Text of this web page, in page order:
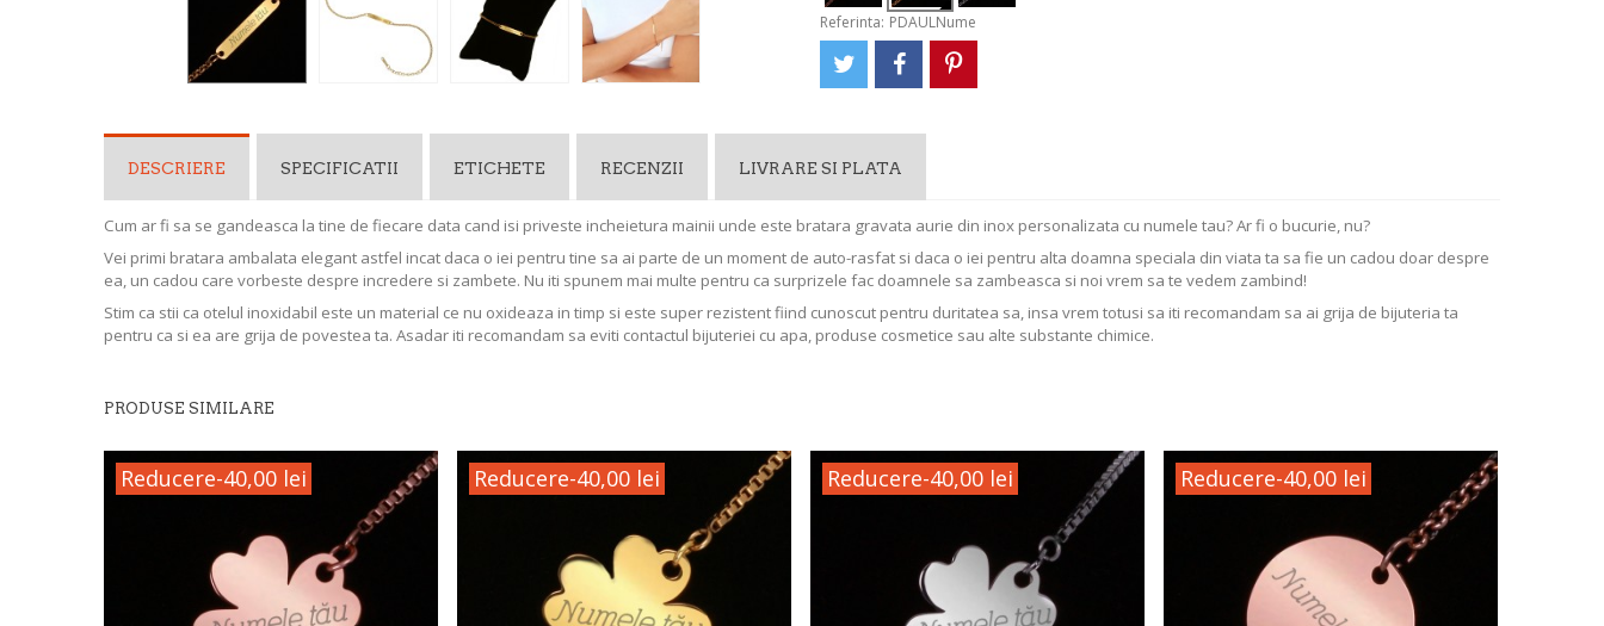
Referinta: PDAULNume
DESCRIERE SPECIFICATII ETICHETE RECENZII LIVRARE SI PLATA
Cum ar fi sa se gandeasca la tine de fiecare data cand isi priveste incheietura mainii unde este bratara gravata aurie din inox personalizata cu numele tau? Ar fi o bucurie, nu?
Vei primi bratara ambalata elegant astfel incat daca o iei pentru tine sa ai parte de un moment de auto-rasfat si daca o iei pentru alta doamna speciala din viata ta sa fie un cadou doar despre
ea, un cadou care vorbeste despre incredere si zambete. Nu iti spunem mai multe pentru ca surprizele fac doamnele sa zambeasca si noi vrem sa te vedem zambind!
Stim ca stii ca otelul inoxidabil este un material ce nu oxideaza in timp si este super rezistent fiind cunoscut pentru duritatea sa, insa vrem totusi sa iti recomandam sa ai grija de bijuteria ta
pentru ca si ea are grija de povestea ta. Asadar iti recomandam sa eviti contactul bijuteriei cu apa, produse cosmetice sau alte substante chimice.
PRODUSE SIMILARE
Reducere-40,00 lei Reducere-40,00 lei Reducere-40,00 lei Reducere-40,00 lei